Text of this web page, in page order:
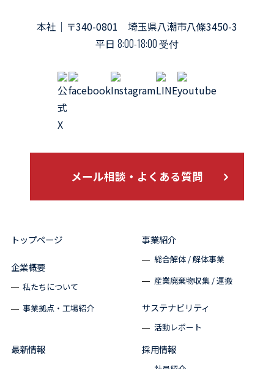
本社｜〒340-0801 埼玉県八潮市八條3450-3
平日 8:00-18:00 受付
メール相談・よくある質問
トップページ
企業概要
私たちについて
事業拠点・工場紹介
事業紹介
総合解体 / 解体事業
産業廃棄物収集 / 運搬
サステナビリティ
活動レポート
最新情報 採用情報